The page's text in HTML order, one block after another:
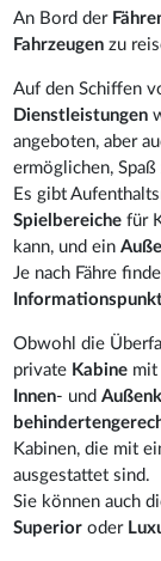
An Bord der
Fahrzeugenzu
Auf den Schiffen
Dienstleistungen
angeboten, aber
ermöglichen,
Es gibt
Spielbereichefür
kann, und ein
Je nach Fähre
Obwohl die
private Kabine mit
Innen- und
Kabinen, die mit
ausgestattet sind.
Sie können auch
Superioroder